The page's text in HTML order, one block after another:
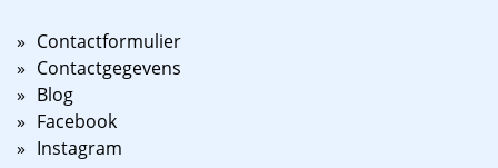
Contactformulier
Contactgegevens
Blog
Facebook
Instagram